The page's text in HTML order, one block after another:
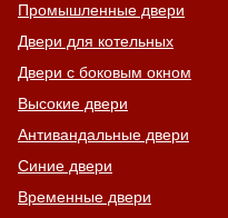
Промышленные двери
Двери для котельных
Двери с боковым окном
Высокие двери
Антивандальные двери
Синие двери
Временные двери